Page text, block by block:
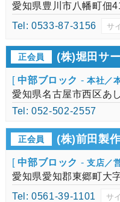
愛知県豊川市八幡町佃
Tel: 0533-87-3156
サ
正会員 (株)堀田サ
[中部ブロック - 本社／
愛知県名古屋市西区あ
Tel: 052-502-2557
正会員 (株)前田製
[中部ブロック - 支店／
愛知県愛知郡東郷町大
Tel: 0561-39-1101
サ